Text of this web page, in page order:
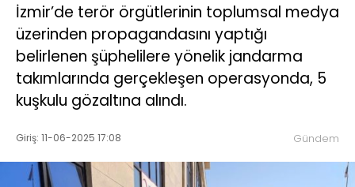
İzmir’de terör örgütlerinin toplumsal medya
üzerinden propagandasını yaptığı
belirlenen şüphelilere yönelik jandarma
takımlarında gerçekleşen operasyonda, 5
kuşkulu gözaltına alındı.
Giriş: 11-06-2025 17:08 Gündem